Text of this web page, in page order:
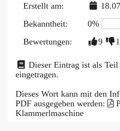
Erstellt am:
Bekanntheit:
0%
Bewertungen:
9 1
Dieser Eintrag ist als Teil
eingetragen.
Dieses Wort kann mit den
PDF ausgegeben werden:
Klammerlmaschine